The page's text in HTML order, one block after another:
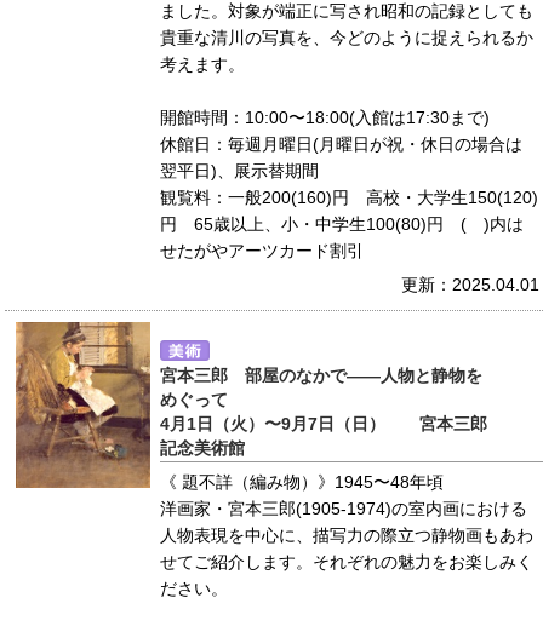
ました。対象が端正に写され昭和の記録としても
貴重な清川の写真を、今どのように捉えられるか
考えます。
開館時間：10:00〜18:00(入館は17:30まで)
休館日：毎週月曜日(月曜日が祝・休日の場合は
翌平日)、展示替期間
観覧料：一般200(160)円 高校・大学生150(120)
円 65歳以上、小・中学生100(80)円 ( )内は
せたがやアーツカード割引
更新：2025.04.01
宮本三郎 部屋のなかで――人物と静物を
めぐって
4月1日（火）〜9月7日（日） 宮本三郎
記念美術館
《 題不詳（編み物）》1945〜48年頃
洋画家・宮本三郎(1905-1974)の室内画における
人物表現を中心に、描写力の際立つ静物画もあわ
せてご紹介します。それぞれの魅力をお楽しみく
ださい。